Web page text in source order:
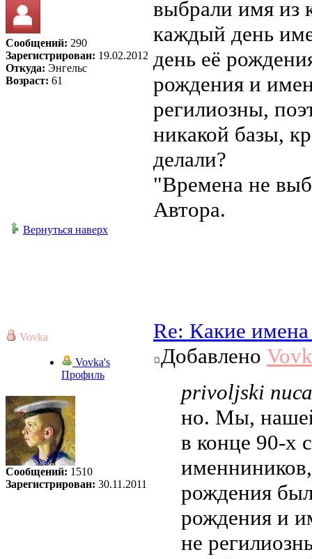
Сообщений: 290
Зарегистрирован: 19.02.2012
Откуда: Энгельс
Возраст: 61
выбрали имя из
каждый день
день её
рождения и
регилиозны,
никакой базы,
делали?
"Времена не
Автора.
Вернуться наверх
Vovka
Vovka's
Профиль
Сообщений: 1510
Зарегистрирован: 30.11.2011
Re: Какие
Добавлено
privoljski
но. Мы,
в конце 90-х
рождения
рождения и
не